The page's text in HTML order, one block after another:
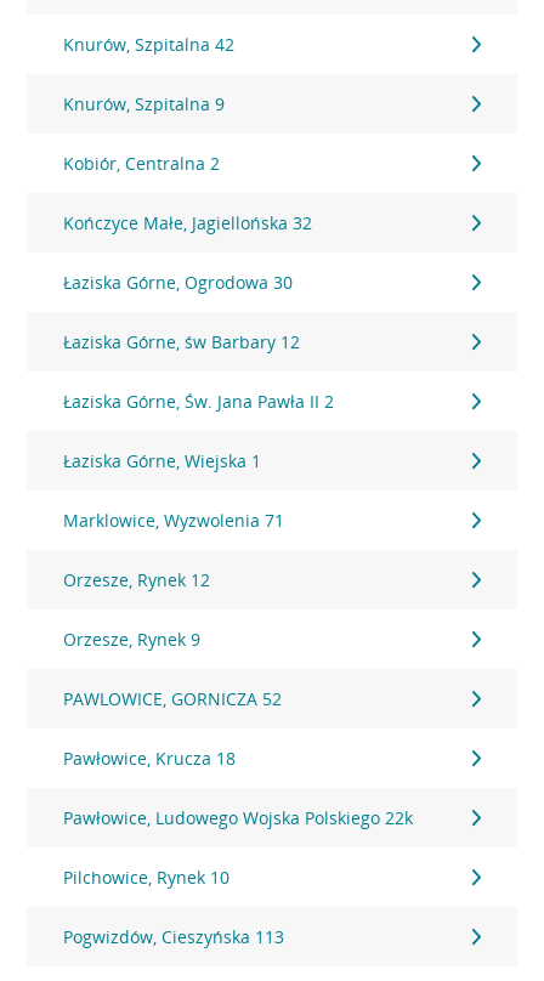
Knurów, Szpitalna 42
Knurów, Szpitalna 9
Kobiór, Centralna 2
Kończyce Małe, Jagiellońska 32
Łaziska Górne, Ogrodowa 30
Łaziska Górne, św Barbary 12
Łaziska Górne, Św. Jana Pawła II 2
Łaziska Górne, Wiejska 1
Marklowice, Wyzwolenia 71
Orzesze, Rynek 12
Orzesze, Rynek 9
PAWLOWICE, GORNICZA 52
Pawłowice, Krucza 18
Pawłowice, Ludowego Wojska Polskiego 22k
Pilchowice, Rynek 10
Pogwizdów, Cieszyńska 113